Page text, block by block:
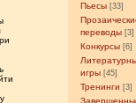
Пьесы [33]
переводы [3]
Конкурсы [6]
игры [45]
Тренинги [3]